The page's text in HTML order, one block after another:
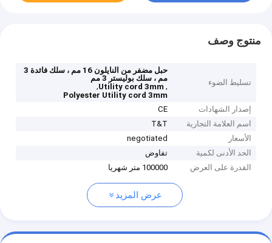
منتوج وصف
تسليط الضوء
حبل مضفر من النايلون 16 مم ، سلك فائدة 3
مم ، سلك بوليستر 3 مم
,
Utility cord 3mm
,
Polyester Utility cord 3mm
إصدار الشهادات
CE
اسم العلامة التجارية
T&T
الأسعار
negotiated
الحد الأدنى لكمية
تفاوض
القدرة على العرض
100000 متر شهريا
عرض المزيد